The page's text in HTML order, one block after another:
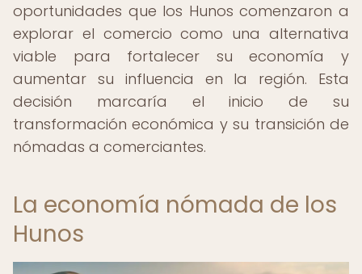
oportunidades que los Hunos comenzaron a
explorar el comercio como una alternativa
viable para fortalecer su economía y
aumentar su influencia en la región. Esta
decisión marcaría el inicio de su
transformación económica y su transición de
nómadas a comerciantes.
La economía nómada de los
Hunos